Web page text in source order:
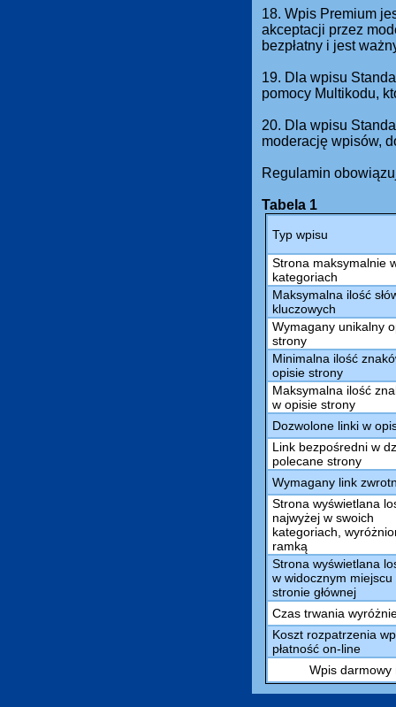
18. Wpis Premium
akceptacji przez
bezpłatny i jest
19. Dla wpisu
pomocy Multikodu,
20. Dla wpisu
moderację wpisów,
Regulamin
Tabela 1
Typ wpisu
Strona maksymalnie
kategoriach
Maksymalna ilość
kluczowych
Wymagany unikalny
strony
Minimalna ilość
opisie strony
Maksymalna ilość
w opisie strony
Dozwolone linki w
Link bezpośredni w
polecane strony
Wymagany link
Strona wyświetlana
najwyżej w swoich
kategoriach,
ramką
Strona wyświetlana
w widocznym miejscu
stronie głównej
Czas trwania
Koszt rozpatrzenia
płatność on-line
Wpis darmowy